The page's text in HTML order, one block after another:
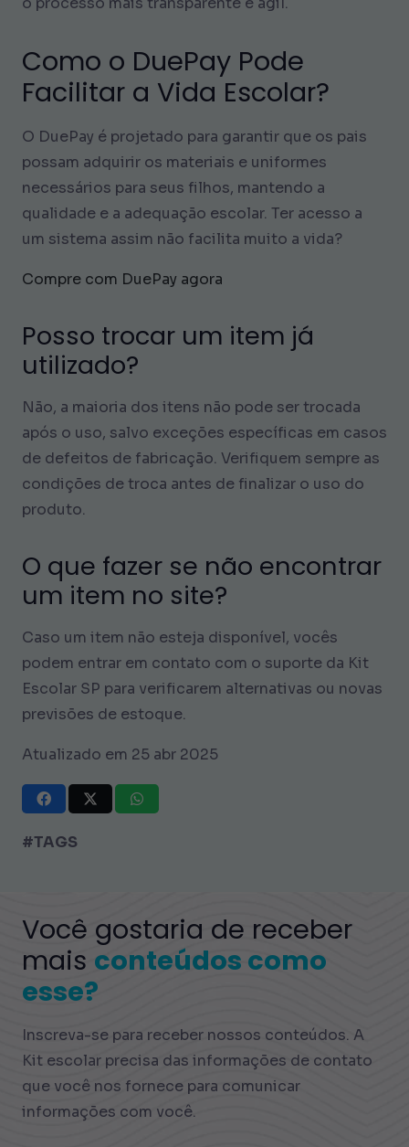
Como o DuePay Pode
Facilitar a Vida Escolar?
O DuePay é projetado para garantir que os pais
possam adquirir os materiais e uniformes
necessários para seus filhos, mantendo a
qualidade e a adequação escolar. Ter acesso a
um sistema assim não facilita muito a vida?
Compre com DuePay agora
Posso trocar um item já
utilizado?
Não, a maioria dos itens não pode ser trocada
após o uso, salvo exceções específicas em casos
de defeitos de fabricação. Verifiquem sempre as
condições de troca antes de finalizar o uso do
produto.
O que fazer se não encontrar
um item no site?
Caso um item não esteja disponível, vocês
podem entrar em contato com o suporte da Kit
Escolar SP para verificarem alternativas ou novas
previsões de estoque.
Atualizado em 25 abr 2025
#TAGS
Você gostaria de receber
mais conteúdos como
esse?
Inscreva-se para receber nossos conteúdos. A
Kit escolar precisa das informações de contato
que você nos fornece para comunicar
informações com você.